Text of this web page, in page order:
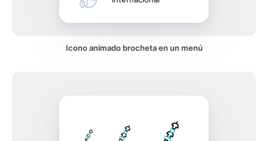
Icono animado brocheta en un menú